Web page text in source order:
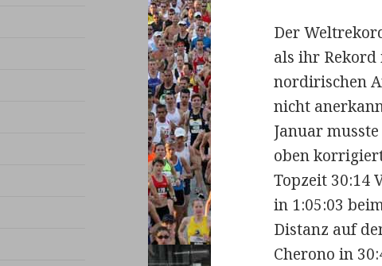
Der
als ihr
nordirischen
nicht
Januar
oben
Topzeit 30:14
in 1:05:03
Distanz auf
Cherono in